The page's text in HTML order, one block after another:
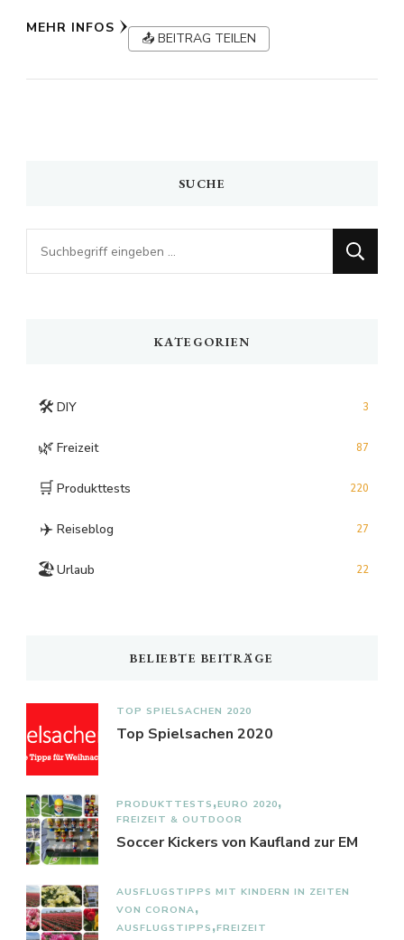
MEHR INFOS
📤 BEITRAG TEILEN
SUCHE
Looking
for
KATEGORIEN
🛠️ DIY 3
🌿 Freizeit 87
🛒 Produkttests 220
✈️ Reiseblog 27
🏖️Urlaub 22
BELIEBTE BEITRÄGE
TOP SPIELSACHEN 2020
Top Spielsachen 2020
PRODUKTTESTS EURO 2020
FREIZEIT & OUTDOOR
Soccer Kickers von Kaufland zur EM
AUSFLUGSTIPPS MIT KINDERN IN ZEITEN
VON CORONA
AUSFLUGSTIPPS FREIZEIT